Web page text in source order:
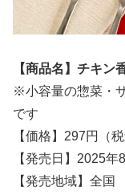
【商品名】チキン
※小容量の惣菜・
です
【価格】297円（
【発売日】2025年
【発売地域】全国